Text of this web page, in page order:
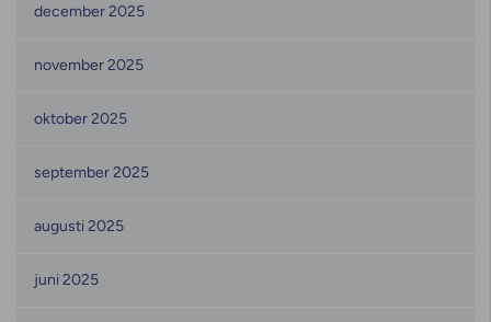
december 2025
november 2025
oktober 2025
september 2025
augusti 2025
juni 2025